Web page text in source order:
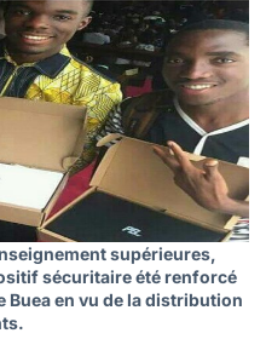
supérieures,
sécuritaire été renforcé
Buea en vu de la distribution